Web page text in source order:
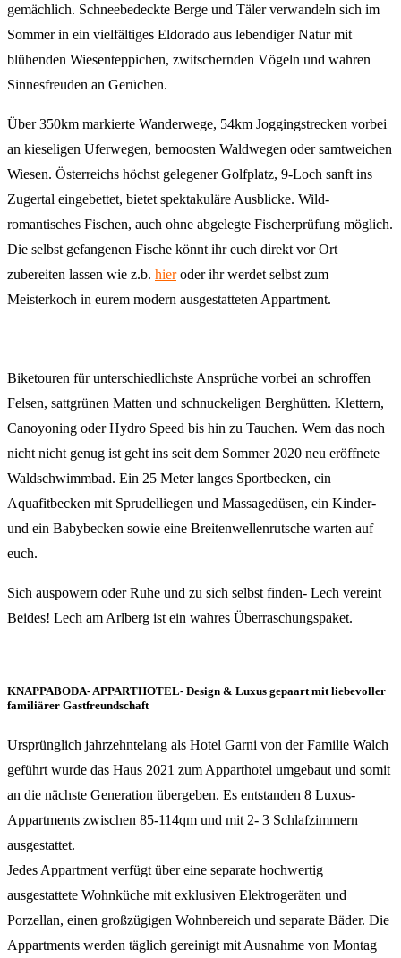
gemächlich. Schneebedeckte Berge und Täler verwandeln sich im
Sommer in ein vielfältiges Eldorado aus lebendiger Natur mit
blühenden Wiesenteppichen, zwitschernden Vögeln und wahren
Sinnesfreuden an Gerüchen.
Über 350km markierte Wanderwege, 54km Joggingstrecken vorbei
an kieseligen Uferwegen, bemoosten Waldwegen oder samtweichen
Wiesen. Österreichs höchst gelegener Golfplatz, 9-Loch sanft ins
Zugertal eingebettet, bietet spektakuläre Ausblicke. Wild-
romantisches Fischen, auch ohne abgelegte Fischerprüfung möglich.
Die selbst gefangenen Fische könnt ihr euch direkt vor Ort
zubereiten lassen wie z.b. hieroder ihr werdet selbst zum
Meisterkoch in eurem modern ausgestatteten Appartment.
Biketouren für unterschiedlichste Ansprüche vorbei an schroffen
Felsen, sattgrünen Matten und schnuckeligen Berghütten. Klettern,
Canoyoning oder Hydro Speed bis hin zu Tauchen. Wem das noch
nicht nicht genug ist geht ins seit dem Sommer 2020 neu eröffnete
Waldschwimmbad. Ein 25 Meter langes Sportbecken, ein
Aquafitbecken mit Sprudelliegen und Massagedüsen, ein Kinder-
und ein Babybecken sowie eine Breitenwellenrutsche warten auf
euch.
Sich auspowern oder Ruhe und zu sich selbst finden- Lech vereint
Beides! Lech am Arlberg ist ein wahres Überraschungspaket.
KNAPPABODA- APPARTHOTEL- Design & Luxus gepaart mit liebevoller
familiärer Gastfreundschaft
Ursprünglich jahrzehntelang als Hotel Garni von der Familie Walch
geführt wurde das Haus 2021 zum Apparthotel umgebaut und somit
an die nächste Generation übergeben. Es entstanden 8 Luxus-
Appartments zwischen 85-114qm und mit 2- 3 Schlafzimmern
ausgestattet.
Jedes Appartment verfügt über eine separate hochwertig
ausgestattete Wohnküche mit exklusiven Elektrogeräten und
Porzellan, einen großzügigen Wohnbereich und separate Bäder. Die
Appartments werden täglich gereinigt mit Ausnahme von Montag